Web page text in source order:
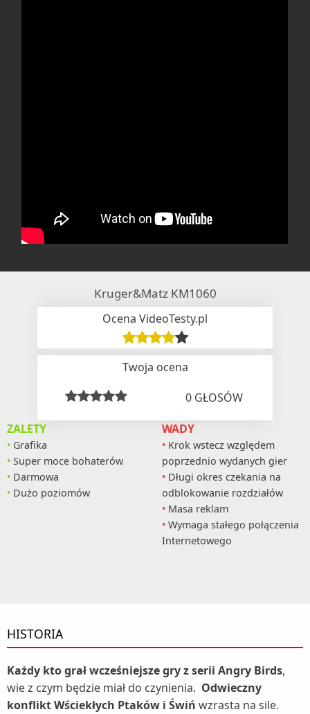
Kruger&Matz KM1060
Ocena VideoTesty.pl
Twoja ocena
0GŁOSÓW
ZALETY
Grafika
Super moce bohaterów
Darmowa
Dużo poziomów
WADY
Krok wstecz względem
poprzednio wydanych gier
Długi okres czekania na
odblokowanie rozdziałów
Masa reklam
Wymaga stałego połączenia
Internetowego
HISTORIA
Każdy kto grał wcześniejsze gry z serii Angry Birds,
wie z czym będzie miał do czynienia. Odwieczny
konflikt Wściekłych Ptaków i Świń wzrasta na sile.